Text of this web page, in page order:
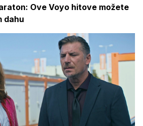
Ove Voyo hitove možete
dahu